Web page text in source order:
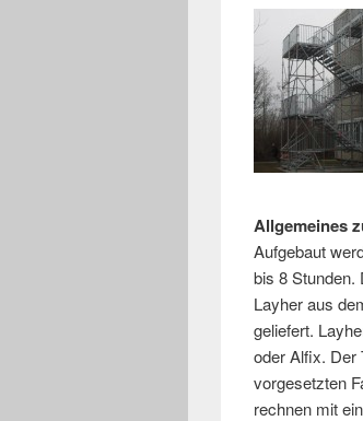
Allgemeines
Aufgebaut
bis 8 Stunden.
Layher aus
geliefert.
oder Alfix. Der
vorgesetzten
rechnen mit